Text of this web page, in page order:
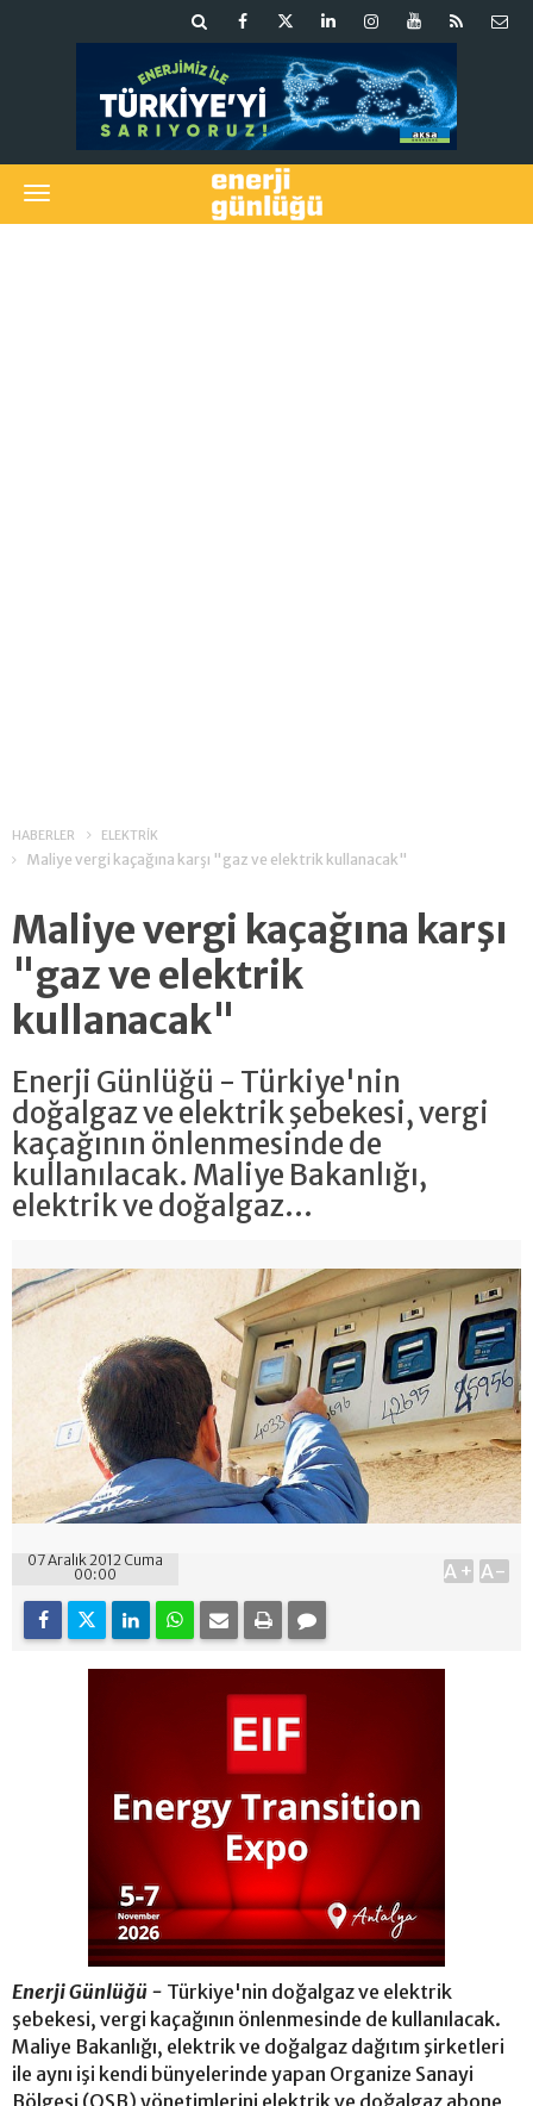
HABERLER ELEKTRİK
Maliye vergi kaçağına karşı "gaz ve elektrik kullanacak"
Maliye vergi kaçağına karşı
"gaz ve elektrik
kullanacak"
Enerji Günlüğü - Türkiye'nin
doğalgaz ve elektrik şebekesi, vergi
kaçağının önlenmesinde de
kullanılacak. Maliye Bakanlığı,
elektrik ve doğalgaz...
07 Aralık 2012 Cuma
00:00
A+ A-
Enerji Günlüğü - Türkiye'nin doğalgaz ve elektrik
şebekesi, vergi kaçağının önlenmesinde de kullanılacak.
Maliye Bakanlığı, elektrik ve doğalgaz dağıtım şirketleri
ile aynı işi kendi bünyelerinde yapan Organize Sanayi
Bölgesi (OSB) yönetimlerini elektrik ve doğalgaz abone